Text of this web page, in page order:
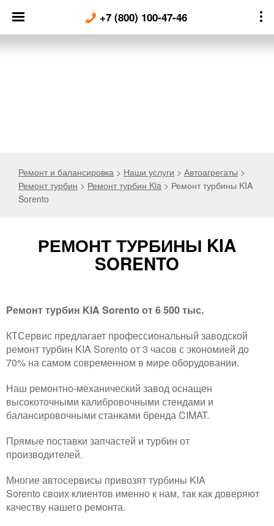
content
+7 (800) 100-47-46
Ремонт и балансировка > Наши услуги > Автоагрегаты >
Ремонт турбин > Ремонт турбин Kia > Ремонт турбины KIA
Sorento
РЕМОНТ ТУРБИНЫ KIA
SORENTO
Ремонт турбин KIA Sorento от 6 500 тыс.
КТСервис предлагает профессиональный заводской
ремонт турбин KIA Sorento от 3 часов с экономией до
70% на самом современном в мире оборудовании.
Наш ремонтно-механический завод оснащен
высокоточными калибровочными стендами и
балансировочными станками бренда CIMAT.
Прямые поставки запчастей и турбин от
производителей.
Многие автосервисы привозят турбины KIA
Sorento своих клиентов именно к нам, так как доверяют
качеству нашего ремонта.